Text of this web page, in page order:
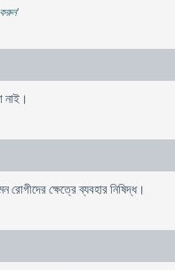
করুন'
নাই।
ক্ষেত্রে ব্যবহার নিষিদ্ধ।